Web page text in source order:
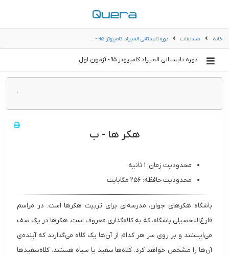
خانه مسابقات دوره تابستانی المپیاد کامپیوتر ۹۵ - …
دوره تابستانی المپیاد کامپیوتر ۹۵ - آزمون اول
.
هکر ها - ب
محدودیت زمان: ۱ ثانیه
محدودیت حافظه: ۲۵۶ مگابایت
باشگاه هکر‌‌های جوان، مدرسه‌ای برای تربیت هکر‌ها است. در مراسم
فارغ‌التحصیلی باشگاه، که به کلاه‌گذاری معروف است، هکر‌ها در یک صف
می‌ایستند و بر روی سر هر کدام از آن‌ها یک کلاه می‌گذارند که آینده‌ی
آن‌ها را مشخص خواهد کرد. کلا‌ه‌ها سفید یا سیاه هستند. کلاه‌سفید‌ها